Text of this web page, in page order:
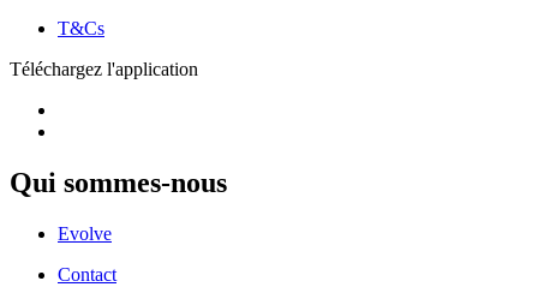
T&Cs
Téléchargez l'application
Qui sommes-nous
Evolve
Contact